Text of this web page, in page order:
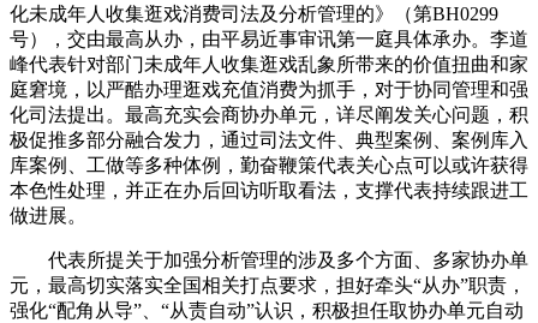
化未成年人收集逛戏消费司法及分析管理的》（第BH0299
号），交由最高从办，由平易近事审讯第一庭具体承办。李道
峰代表针对部门未成年人收集逛戏乱象所带来的价值扭曲和家
庭窘境，以严酷办理逛戏充值消费为抓手，对于协同管理和强
化司法提出。最高充实会商协办单元，详尽阐发关心问题，积
极促推多部分融合发力，通过司法文件、典型案例、案例库入
库案例、工做等多种体例，勤奋鞭策代表关心点可以或许获得
本色性处理，并正在办后回访听取看法，支撑代表持续跟进工
做进展。
代表所提关于加强分析管理的涉及多个方面、多家协办单
元，最高切实落实全国相关打点要求，担好牵头“从办”职责，
强化“配角从导”、“从责自动”认识，积极担任取协办单元自动